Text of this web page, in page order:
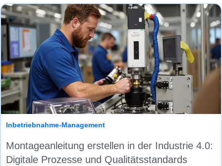
Inbetriebnahme-Management
Montageanleitung erstellen in der Industrie 4.0:
Digitale Prozesse und Qualitätsstandards